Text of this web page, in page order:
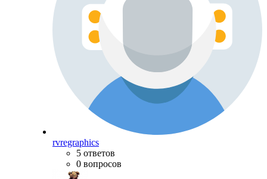
rvregraphics
5 ответов
0 вопросов